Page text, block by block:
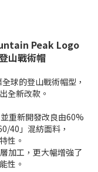
Peak Logo
山戰術帽
球的登山戰術帽型，
全新改款。
重新開發改良由60%
40」混紡面料，
性。
加工，更大幅增強了
性。